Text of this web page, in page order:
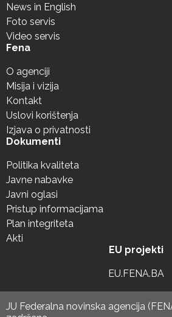
News in English
Foto servis
Video servis
Fena
O agenciji
Misija i vizija
Kontakt
Uslovi korištenja
Izjava o privatnosti
Dokumenti
Politika kvaliteta
Javne nabavke
Javni oglasi
Pristup informacijama
Plan integriteta
Akti
EU projekti
EU.FENA.BA
JU Federalna novinska agencija